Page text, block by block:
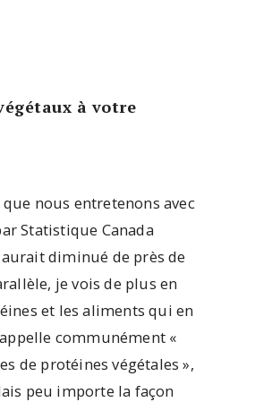
à votre
nous entretenons avec
Statistique Canada
diminué de près de
je vois de plus en
et les aliments qui en
communément «
de protéines végétales »,
peu importe la façon